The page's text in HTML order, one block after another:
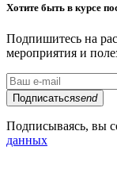
Хотите быть в курсе
Подпишитесь на
мероприятия и
Подписатьсяsend
Подписываясь, вы
данных